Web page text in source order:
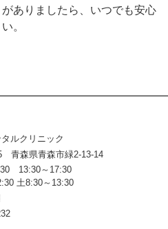
ありましたら、いつでも安心
。
ルクリニック
青森県青森市緑2-13-14
13:30～17:30
土8:30～13:30